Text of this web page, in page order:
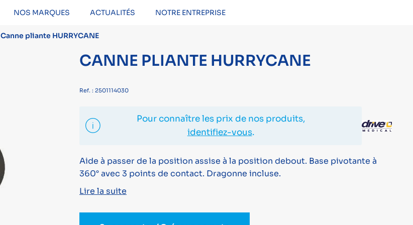
NOS MARQUES ACTUALITÉS NOTRE ENTREPRISE
Canne pliante HURRYCANE
CANNE PLIANTE HURRYCANE
Ref. : 2501114030
Pour connaître les prix de nos produits,
identifiez-vous.
Aide à passer de la position assise à la position debout. Base pivotante à
360° avec 3 points de contact. Dragonne incluse.
Lire la suite